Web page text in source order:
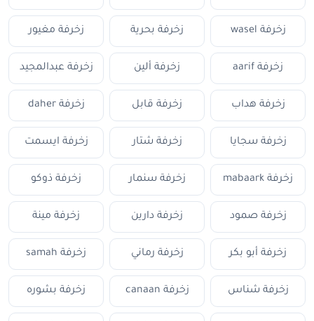
زخرفة wasel زخرفة بحرية زخرفة مغيور
زخرفة aarif زخرفة ألين زخرفة عبدالمجيد
زخرفة هداب زخرفة قابل زخرفة daher
زخرفة سجايا زخرفة شتار زخرفة ايسمت
زخرفة mabaark زخرفة سنمار زخرفة ذوكو
زخرفة صمود زخرفة دارين زخرفة مينة
زخرفة أبو بكر زخرفة رماني زخرفة samah
زخرفة شناس زخرفة canaan زخرفة بشوره